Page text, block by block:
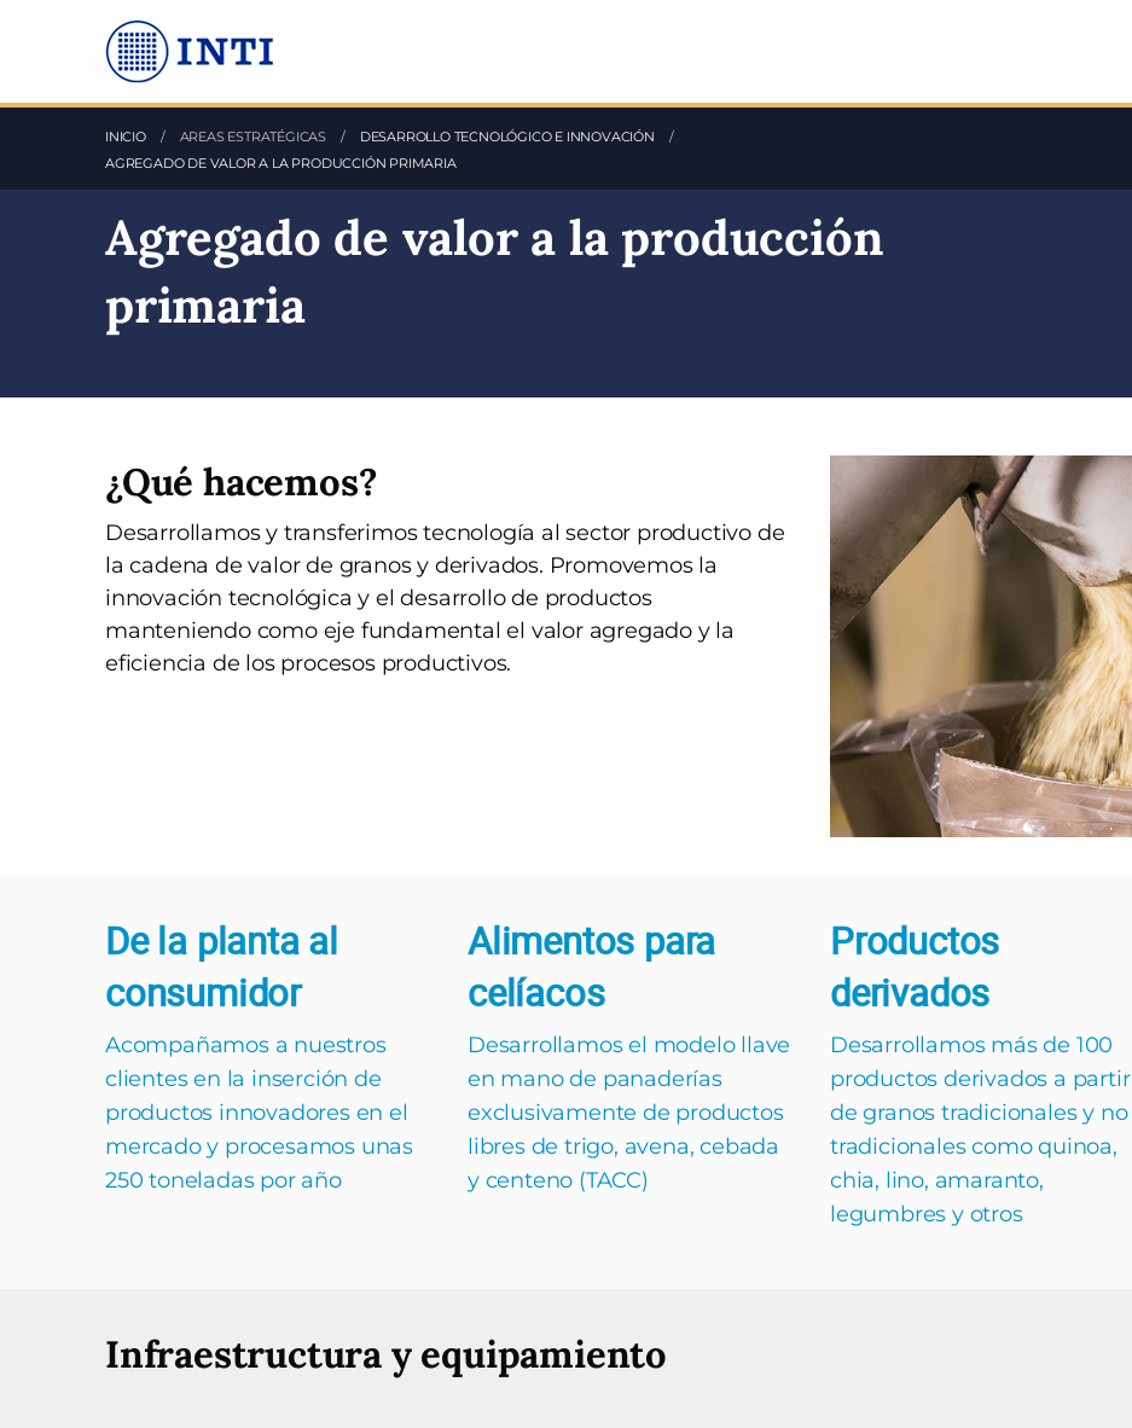
Saltea al Contenido principal
INICIO AREAS ESTRATÉGICAS
DESARROLLO TECNOLÓGICO E INNOVACIÓN
AGREGADO DE VALOR A LA PRODUCCIÓN PRIMARIA
Agregado de valor a la producción
primaria
¿Qué hacemos?
Desarrollamos y transferimos tecnología al sector productivo de
la cadena de valor de granos y derivados. Promovemos la
innovación tecnológica y el desarrollo de productos
manteniendo como eje fundamental el valor agregado y la
eficiencia de los procesos productivos.
De la planta al
consumidor
Acompañamos a nuestros
clientes en la inserción de
productos innovadores en el
mercado y procesamos unas
250 toneladas por año
Alimentos para
celíacos
Desarrollamos el modelo llave
en mano de panaderías
exclusivamente de productos
libres de trigo, avena, cebada
y centeno (TACC)
Productos
derivados
Desarrollamos más de 100
productos derivados a partir
de granos tradicionales y no
tradicionales como quinoa,
chia, lino, amaranto,
legumbres y otros
Infraestructura y equipamiento